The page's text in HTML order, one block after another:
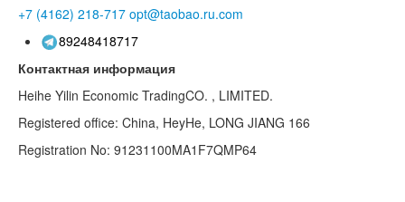
+7 (4162) 218-717 opt@taobao.ru.com
89248418717
Контактная информация
Heihe Yilin Economic TradingCO. , LIMITED.
Registered office: China, HeyHe, LONG JIANG 166
Registration No: 91231100MA1F7QMP64